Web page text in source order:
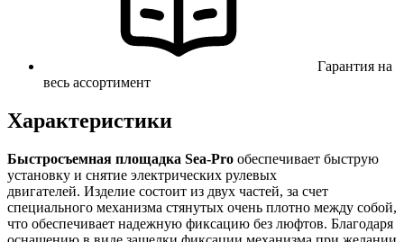
Гарантия на
весь ассортимент
Характеристики
Быстросъемная площадка Sea-Pro обеспечивает быструю
установку и снятие электрических рулевых
двигателей. Изделие состоит из двух частей, за счет
специального механизма стянутых очень плотно между собой,
что обеспечивает надежную фиксацию без люфтов. Благодаря